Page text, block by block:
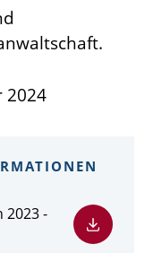
2024
2023 -